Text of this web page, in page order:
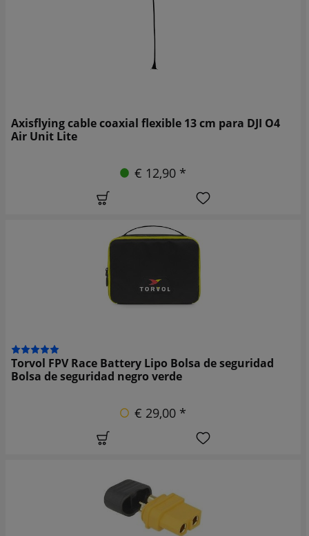
Axisflying cable coaxial flexible 13 cm para DJI O4
Air Unit Lite
€ 12,90 *
Torvol FPV Race Battery Lipo Bolsa de seguridad
Bolsa de seguridad negro verde
€ 29,00 *